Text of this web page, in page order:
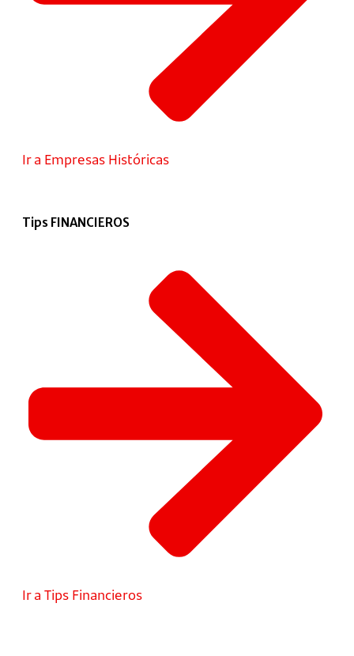
Ir a Empresas Históricas
Tips FINANCIEROS
Ir a Tips Financieros